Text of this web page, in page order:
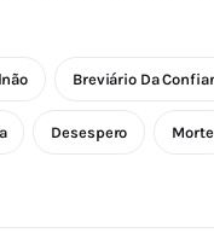
Breviário Da
Desespero Morte